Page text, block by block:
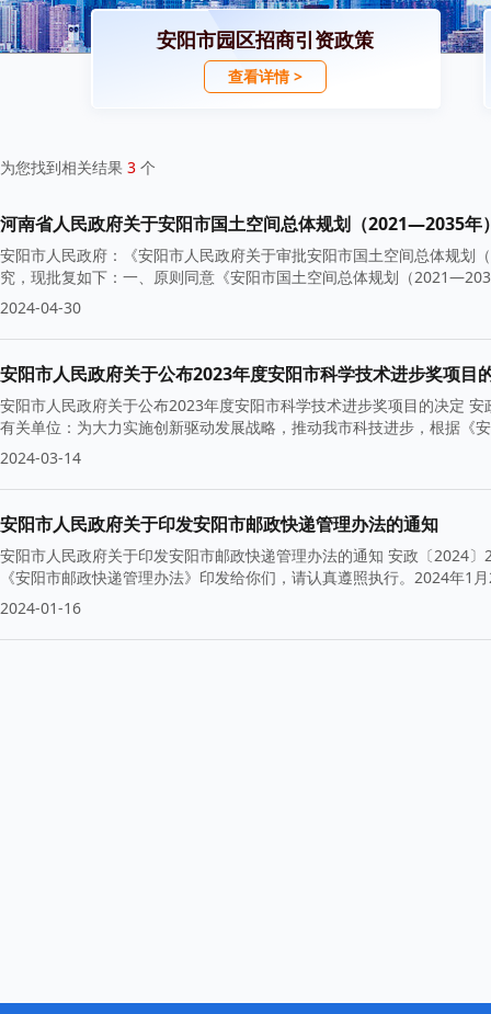
安阳市园区招商引资政策
查看详情 >
为您找到相关结果 3 个
河南省人民政府关于安阳市国土空间总体规划（2021—2035年
安阳市人民政府：《安阳市人民政府关于审批安阳市国土空间总体规
究，现批复如下：一、原则同意《安阳市国土空间总体规划（
2024-04-30
安阳市人民政府关于公布2023年度安阳市科学技术进步奖项目
安阳市人民政府关于公布2023年度安阳市科学技术进步奖项目的决定
有关单位：为大力实施创新驱动发展战略，推动我市科技进步，根据《
2024-03-14
安阳市人民政府关于印发安阳市邮政快递管理办法的通知
安阳市人民政府关于印发安阳市邮政快递管理办法的通知 安政〔2024
《安阳市邮政快递管理办法》印发给你们，请认真遵照执行。2024年1
2024-01-16